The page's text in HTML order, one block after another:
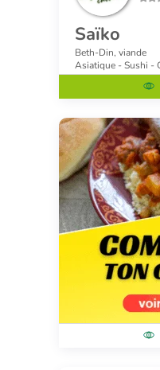
Saïko
Beth-Din, viande
Asiatique - Sushi -